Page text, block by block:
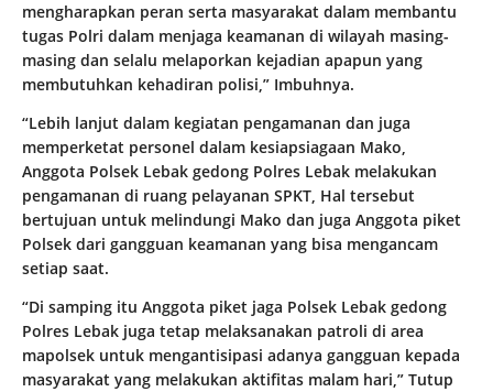
mengharapkan peran serta masyarakat dalam membantu
tugas Polri dalam menjaga keamanan di wilayah masing-
masing dan selalu melaporkan kejadian apapun yang
membutuhkan kehadiran polisi,” Imbuhnya.
“Lebih lanjut dalam kegiatan pengamanan dan juga
memperketat personel dalam kesiapsiagaan Mako,
Anggota Polsek Lebak gedong Polres Lebak melakukan
pengamanan di ruang pelayanan SPKT, Hal tersebut
bertujuan untuk melindungi Mako dan juga Anggota piket
Polsek dari gangguan keamanan yang bisa mengancam
setiap saat.
“Di samping itu Anggota piket jaga Polsek Lebak gedong
Polres Lebak juga tetap melaksanakan patroli di area
mapolsek untuk mengantisipasi adanya gangguan kepada
masyarakat yang melakukan aktifitas malam hari,” Tutup